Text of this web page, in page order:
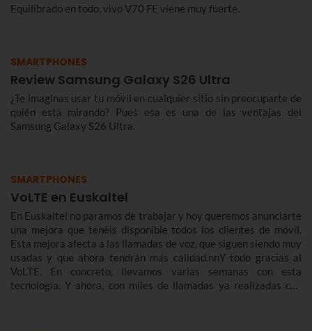
Equilibrado en todo, vivo V70 FE viene muy fuerte.
SMARTPHONES
Review Samsung Galaxy S26 Ultra
¿Te imaginas usar tu móvil en cualquier sitio sin preocuparte de
quién está mirando? Pues esa es una de las ventajas del
Samsung Galaxy S26 Ultra.
SMARTPHONES
VoLTE en Euskaltel
En Euskaltel no paramos de trabajar y hoy queremos anunciarte
una mejora que tenéis disponible todos los clientes de móvil.
Esta mejora afecta a las llamadas de voz, que siguen siendo muy
usadas y que ahora tendrán más calidad.nnY todo gracias al
VoLTE. En concreto, llevamos varias semanas con esta
tecnología. Y ahora, con miles de llamadas ya realizadas con